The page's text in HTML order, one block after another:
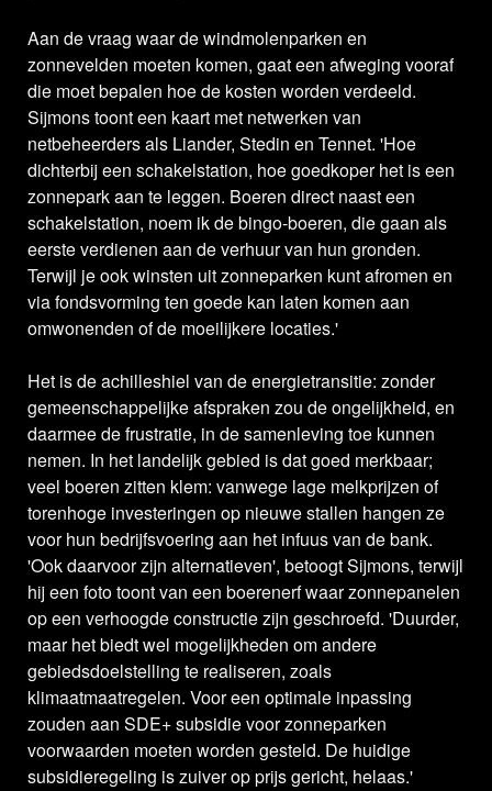
Aan de vraag waar de windmolenparken en
zonnevelden moeten komen, gaat een afweging vooraf
die moet bepalen hoe de kosten worden verdeeld.
Sijmons toont een kaart met netwerken van
netbeheerders als Liander, Stedin en Tennet. 'Hoe
dichterbij een schakelstation, hoe goedkoper het is een
zonnepark aan te leggen. Boeren direct naast een
schakelstation, noem ik de bingo-boeren, die gaan als
eerste verdienen aan de verhuur van hun gronden.
Terwijl je ook winsten uit zonneparken kunt afromen en
via fondsvorming ten goede kan laten komen aan
omwonenden of de moeilijkere locaties.'
Het is de achilleshiel van de energietransitie: zonder
gemeenschappelijke afspraken zou de ongelijkheid, en
daarmee de frustratie, in de samenleving toe kunnen
nemen. In het landelijk gebied is dat goed merkbaar;
veel boeren zitten klem: vanwege lage melkprijzen of
torenhoge investeringen op nieuwe stallen hangen ze
voor hun bedrijfsvoering aan het infuus van de bank.
'Ook daarvoor zijn alternatieven', betoogt Sijmons, terwijl
hij een foto toont van een boerenerf waar zonnepanelen
op een verhoogde constructie zijn geschroefd. 'Duurder,
maar het biedt wel mogelijkheden om andere
gebiedsdoelstelling te realiseren, zoals
klimaatmaatregelen. Voor een optimale inpassing
zouden aan SDE+ subsidie voor zonneparken
voorwaarden moeten worden gesteld. De huidige
subsidieregeling is zuiver op prijs gericht, helaas.'